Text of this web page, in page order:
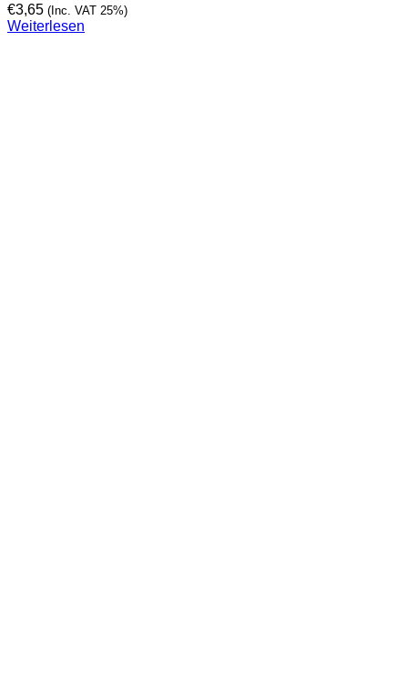
€3,65 (Inc. VAT 25%)
Weiterlesen